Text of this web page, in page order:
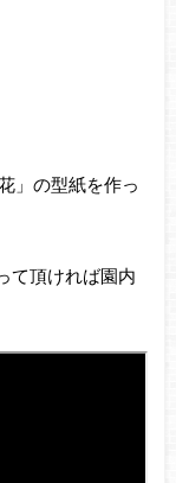
」の型紙を作っ
て頂ければ園内